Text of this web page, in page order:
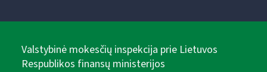
Valstybinė mokesčių inspekcija prie Lietuvos
Respublikos finansų ministerijos